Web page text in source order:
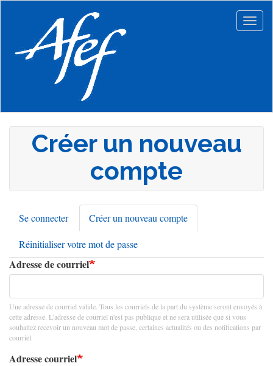
principal
Créer un nouveau
compte
Onglets
principaux
Se connecter Créer un nouveau compte
actif)
Réinitialiser votre mot de passe
Adresse de courriel
Une adresse de courriel valide. Tous les courriels de la part du système seront envoyés à
cette adresse. L'adresse de courriel n'est pas publique et ne sera utilisée que si vous
souhaitez recevoir un nouveau mot de passe, certaines actualités ou des notifications par
courriel.
Adresse courriel